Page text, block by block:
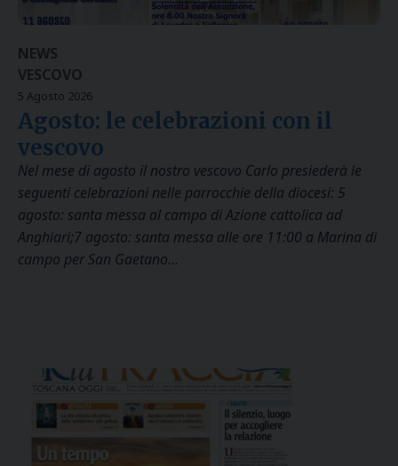
NEWS
VESCOVO
5 Agosto 2026
Agosto: le celebrazioni con il
vescovo
Nel mese di agosto il nostro vescovo Carlo presiederà le
seguenti celebrazioni nelle parrocchie della diocesi: 5
agosto: santa messa al campo di Azione cattolica ad
Anghiari;7 agosto: santa messa alle ore 11:00 a Marina di
campo per San Gaetano…